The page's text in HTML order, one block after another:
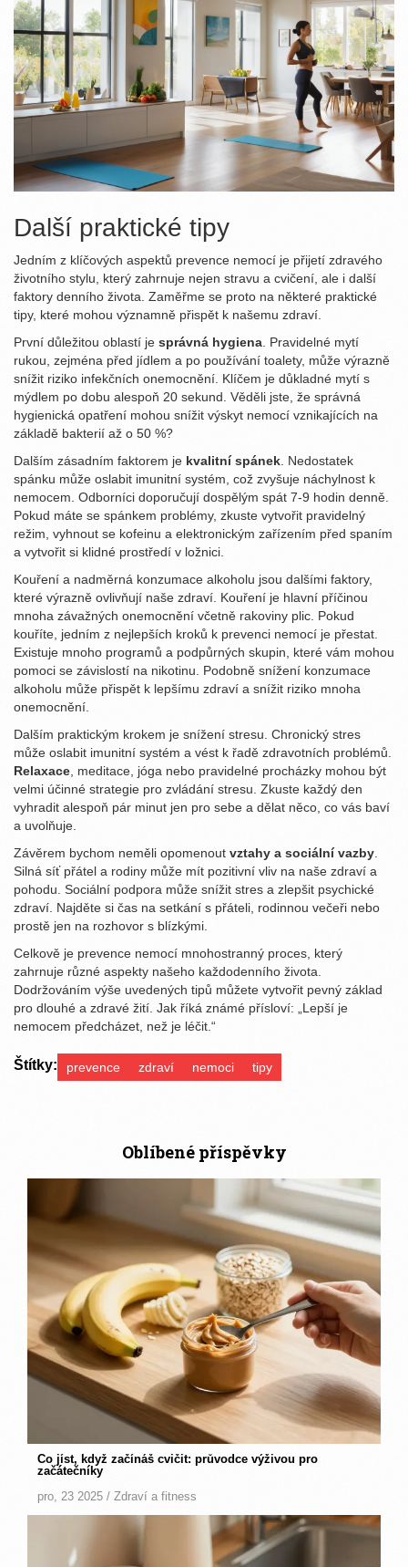
Další praktické tipy
Jedním z klíčových aspektů prevence nemocí je přijetí zdravého
životního stylu, který zahrnuje nejen stravu a cvičení, ale i další
faktory denního života. Zaměřme se proto na některé praktické
tipy, které mohou významně přispět k našemu zdraví.
První důležitou oblastí je správná hygiena. Pravidelné mytí
rukou, zejména před jídlem a po používání toalety, může výrazně
snížit riziko infekčních onemocnění. Klíčem je důkladné mytí s
mýdlem po dobu alespoň 20 sekund. Věděli jste, že správná
hygienická opatření mohou snížit výskyt nemocí vznikajících na
základě bakterií až o 50 %?
Dalším zásadním faktorem je kvalitní spánek. Nedostatek
spánku může oslabit imunitní systém, což zvyšuje náchylnost k
nemocem. Odborníci doporučují dospělým spát 7-9 hodin denně.
Pokud máte se spánkem problémy, zkuste vytvořit pravidelný
režim, vyhnout se kofeinu a elektronickým zařízením před spaním
a vytvořit si klidné prostředí v ložnici.
Kouření a nadměrná konzumace alkoholu jsou dalšími faktory,
které výrazně ovlivňují naše zdraví. Kouření je hlavní příčinou
mnoha závažných onemocnění včetně rakoviny plic. Pokud
kouříte, jedním z nejlepších kroků k prevenci nemocí je přestat.
Existuje mnoho programů a podpůrných skupin, které vám mohou
pomoci se závislostí na nikotinu. Podobně snížení konzumace
alkoholu může přispět k lepšímu zdraví a snížit riziko mnoha
onemocnění.
Dalším praktickým krokem je snížení stresu. Chronický stres
může oslabit imunitní systém a vést k řadě zdravotních problémů.
Relaxace, meditace, jóga nebo pravidelné procházky mohou být
velmi účinné strategie pro zvládání stresu. Zkuste každý den
vyhradit alespoň pár minut jen pro sebe a dělat něco, co vás baví
a uvolňuje.
Závěrem bychom neměli opomenout vztahy a sociální vazby.
Silná síť přátel a rodiny může mít pozitivní vliv na naše zdraví a
pohodu. Sociální podpora může snížit stres a zlepšit psychické
zdraví. Najděte si čas na setkání s přáteli, rodinnou večeři nebo
prostě jen na rozhovor s blízkými.
Celkově je prevence nemocí mnohostranný proces, který
zahrnuje různé aspekty našeho každodenního života.
Dodržováním výše uvedených tipů můžete vytvořit pevný základ
pro dlouhé a zdravé žití. Jak říká známé přísloví: „Lepší je
nemocem předcházet, než je léčit.“
Štítky: prevence zdraví nemoci tipy
Oblíbené příspěvky
Co jíst, když začínáš cvičit: průvodce výživou pro
začátečníky
pro, 23 2025 /Zdraví a fitness